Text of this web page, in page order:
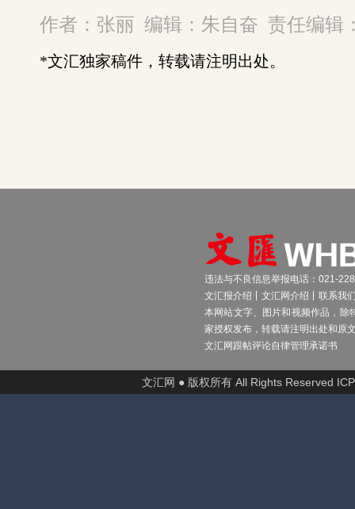
作者：张丽 编辑：朱自奋 责任编辑
*文汇独家稿件，转载请注明出处。
违法与不良信息举报电话：021-
文汇报介绍
文汇网介绍
联系我
本网站文字、图片和视频作品，除
家授权发布，转载请注明出处和原
文汇网跟帖评论自律管理承诺书
文汇网 ● 版权所有 All Rights Reserved